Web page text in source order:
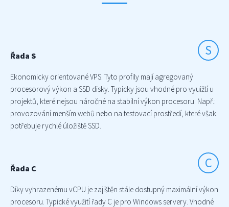
S
Řada S
Ekonomicky orientované VPS. Tyto profily mají agregovaný
procesorový výkon a SSD disky. Typicky jsou vhodné pro vyuižtí u
projektů, které nejsou náročné na stabilní výkon procesoru. Např.:
provozování menším webů nebo na testovací prostředí, které však
potřebuje rychlé úložiště SSD.
C
Řada C
Díky vyhrazenému vCPU je zajištěn stále dostupný maximální výkon
procesoru. Typické využití řady C je pro Windows servery. Vhodné